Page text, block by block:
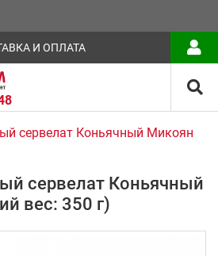
И ОПЛАТА
сервелат Коньячный Микоян
сервелат Коньячный
вес: 350 г)